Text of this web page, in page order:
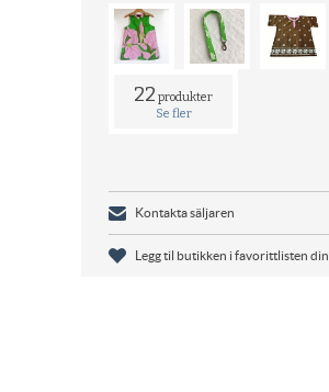
22 produkter
Se fler
Kontakta säljaren
Legg til butikken i favorittlisten din